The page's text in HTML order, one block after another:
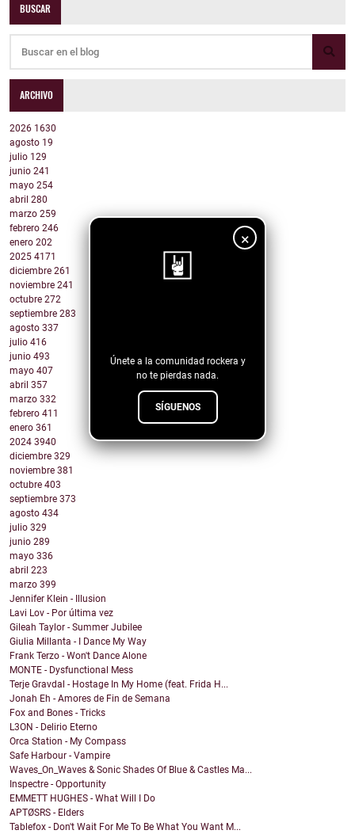
×
Únete a la comunidad rockera y
no te pierdas nada.
SÍGUENOS
BUSCAR
ARCHIVO
2026 1630
agosto 19
julio 129
junio 241
mayo 254
abril 280
marzo 259
febrero 246
enero 202
2025 4171
diciembre 261
noviembre 241
octubre 272
septiembre 283
agosto 337
julio 416
junio 493
mayo 407
abril 357
marzo 332
febrero 411
enero 361
2024 3940
diciembre 329
noviembre 381
octubre 403
septiembre 373
agosto 434
julio 329
junio 289
mayo 336
abril 223
marzo 399
Jennifer Klein - Illusion
Lavi Lov - Por última vez
Gileah Taylor - Summer Jubilee
Giulia Millanta - I Dance My Way
Frank Terzo - Won't Dance Alone
MONTE - Dysfunctional Mess
Terje Gravdal - Hostage In My Home (feat. Frida H...
Jonah Eh - Amores de Fin de Semana
Fox and Bones - Tricks
L3ON - Delirio Eterno
Orca Station - My Compass
Safe Harbour - Vampire
Waves_On_Waves & Sonic Shades Of Blue & Castles Ma...
Inspectre - Opportunity
EMMETT HUGHES - What Will I Do
APTØSRS - Elders
Tablefox - Don't Wait For Me To Be What You Want M...